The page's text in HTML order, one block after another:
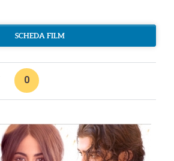
SCHEDA FILM
0